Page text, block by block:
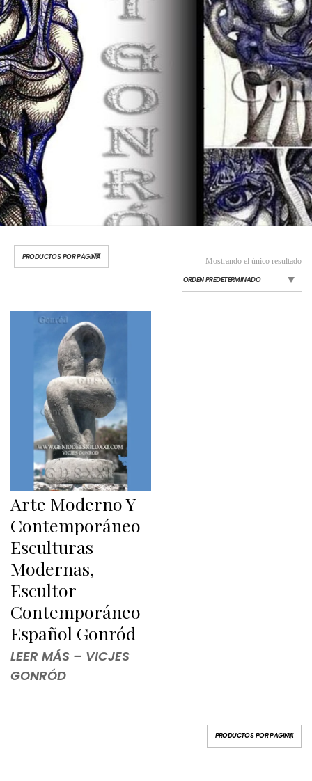
Mostrando el único resultado
Arte Moderno Y
Contemporáneo
Esculturas
Modernas,
Escultor
Contemporáneo
Español Gonród
LEER MÁS – VICJES
GONRÓD